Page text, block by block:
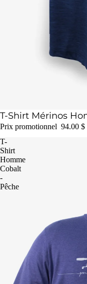
Épuisé
T-Shirt Mérinos
Prix promotionnel 94.00 $
T-
Shirt
Homme
Cobalt
-
Pêche